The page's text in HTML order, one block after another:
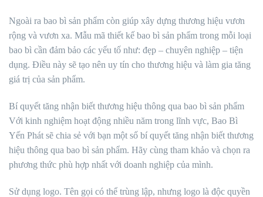
Ngoài ra bao bì sản phẩm còn giúp xây dựng thương hiệu vươn
rộng và vươn xa. Mẫu mã thiết kế bao bì sản phẩm trong mỗi loại
bao bì cần đảm bảo các yếu tố như: đẹp – chuyên nghiệp – tiện
dụng. Điều này sẽ tạo nên uy tín cho thương hiệu và làm gia tăng
giá trị của sản phẩm.
Bí quyết tăng nhận biết thương hiệu thông qua bao bì sản phẩm
Với kinh nghiệm hoạt động nhiều năm trong lĩnh vực, Bao Bì
Yến Phát sẽ chia sẻ với bạn một số bí quyết tăng nhận biết thương
hiệu thông qua bao bì sản phẩm. Hãy cùng tham khảo và chọn ra
phương thức phù hợp nhất với doanh nghiệp của mình.
Sử dụng logo. Tên gọi có thể trùng lập, nhưng logo là độc quyền